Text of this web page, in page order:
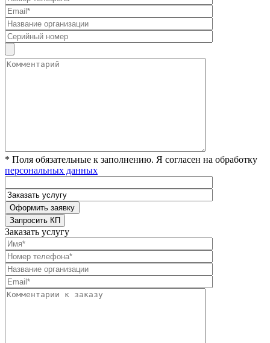
* Поля обязательные к заполнению. Я согласен на обработку
персональных данных
Заказать услугу